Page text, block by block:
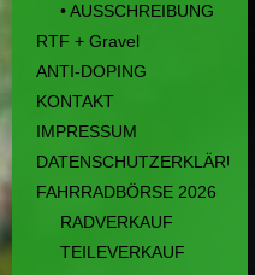
• AUSSCHREIBUNG
RTF + Gravel
ANTI-DOPING
KONTAKT
IMPRESSUM
DATENSCHUTZERKLÄRUNG
FAHRRADBÖRSE 2026
RADVERKAUF
TEILEVERKAUF